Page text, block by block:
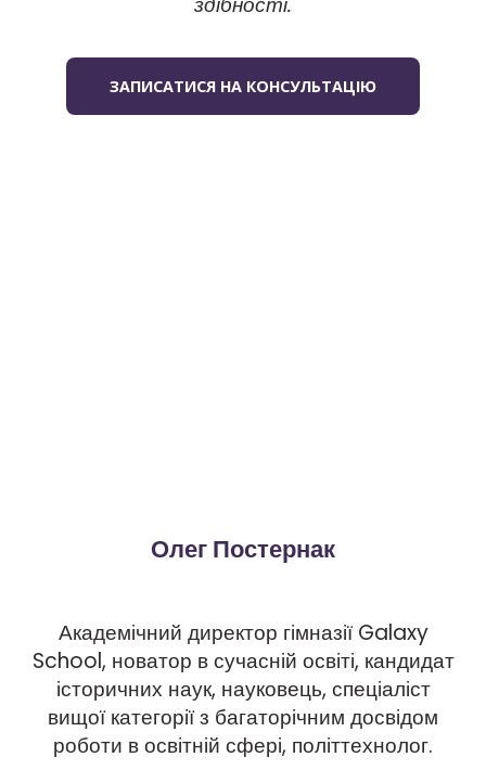
ЗАПИСАТИСЯ НА КОНСУЛЬТАЦІЮ
Олег Постернак
Академічний директор гімназії Galaxy
School, новатор в сучасній освіті, кандидат
історичних наук, науковець, спеціаліст
вищої категорії з багаторічним досвідом
роботи в освітній сфері, політтехнолог.